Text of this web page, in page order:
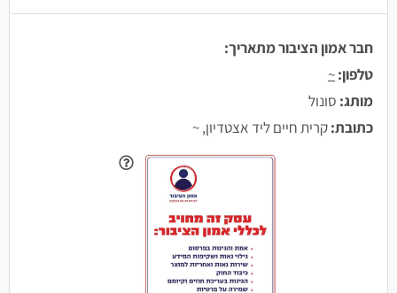
חבר אמון הציבור מתאריך:
טלפון:~
מותג: סונול
כתובת:קרית חיים ליד אצטדיון, ~